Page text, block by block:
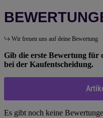
Wir freuen uns auf deine Bewertung
Gib die erste Bewertung für
bei der Kaufentscheidung.
Es gibt noch keine